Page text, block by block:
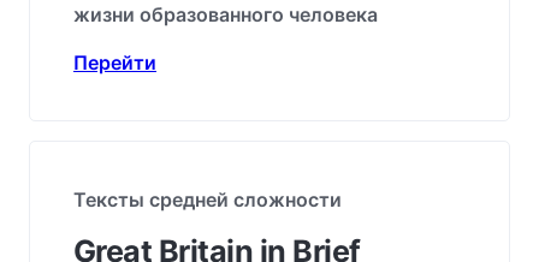
жизни образованного человека
Перейти
Тексты средней сложности
Great Britain in Brief